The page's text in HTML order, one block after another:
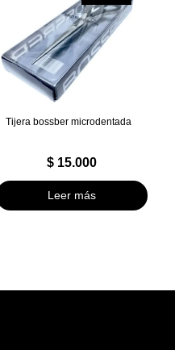
Tijera bossber microdentada
$15.000
Leer más